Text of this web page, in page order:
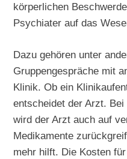
körperlichen
Psychiater auf das
Dazu gehören unter
Gruppengespräche mit
Klinik. Ob ein
entscheidet der Arzt.
wird der Arzt auch auf
Medikamente
mehr hilft. Die Kosten